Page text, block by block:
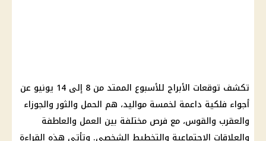
تكشف توقعات الأبراج للأسبوع الممتد من 8 إلى 14 يونيو عن
أجواء فلكية داعمة لخمسة مواليد، هم الحمل والثور والجوزاء
والعقرب والقوس، مع فرص مختلفة بين العمل والعاطفة
والعلاقات الاجتماعية والتخطيط الشخصي. وتأتي هذه القراءة